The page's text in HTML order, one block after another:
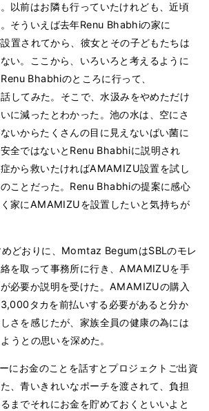
以前はお隣も行っていたけれども、近頃
そういえば去年Renu Bhabhiの家に
置されてから、彼女とその子どもたちは
い。ここから、いろいろと考えるように
Bhabhiのところに行って、
してみた。そこで、水汲みをやめただけ
に減ったとわかった。池の水は、空にさ
いからたくさんの目に見えないばい菌に
全ではないとRenu Bhabhiに説明され
から救いたければAMAMIZU設置を試し
ことだった。Renu Bhabhiの提案に感心
家にAMAMIZUを設置したいと気持ちが
どおりに、Momtaz BegumはSBLのモレ
を取って事務所に行き、AMAMIZUを手
必要か説明を受けた。AMAMIZUの購入
タカを前払いする必要があると分か
さを感じたが、家族全員の健康の為には
うとの思いを深めた。
にお金のことを話すとプロジェクトご出資
、青いきれいなポーチを渡されて、負担
までそれにお金を貯めておくといいよと